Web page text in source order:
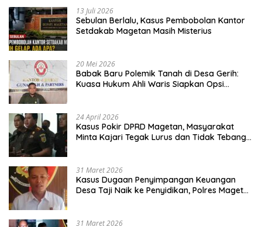
13 Juli 2026
Sebulan Berlalu, Kasus Pembobolan Kantor
Setdakab Magetan Masih Misterius
20 Mei 2026
Babak Baru Polemik Tanah di Desa Gerih:
Kuasa Hukum Ahli Waris Siapkan Opsi
24 April 2026
Kasus Pokir DPRD Magetan, Masyarakat
Minta Kajari Tegak Lurus dan Tidak Tebang
31 Maret 2026
Kasus Dugaan Penyimpangan Keuangan
Desa Taji Naik ke Penyidikan, Polres Magetan
31 Maret 2026